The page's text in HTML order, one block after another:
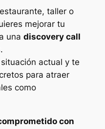
taller o
mejorar tu
una discovery call
.
actual y te
para atraer
como
con